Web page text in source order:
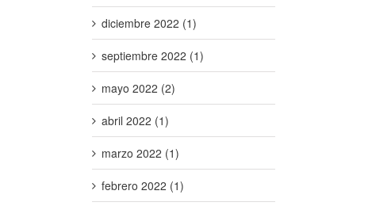
diciembre 2022 (1)
septiembre 2022 (1)
mayo 2022 (2)
abril 2022 (1)
marzo 2022 (1)
febrero 2022 (1)